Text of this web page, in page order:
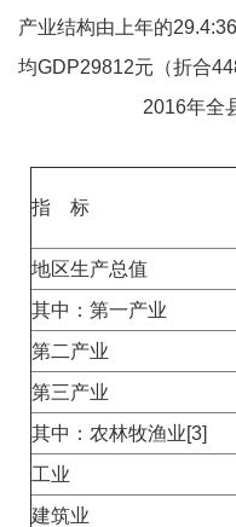
产业结构由上年的
均GDP29812元（折合
2016年全
单
指 标
地区生产总值
其中：第一产业
第二产业
第三产业
其中：农林牧渔业[3]
工业
建筑业